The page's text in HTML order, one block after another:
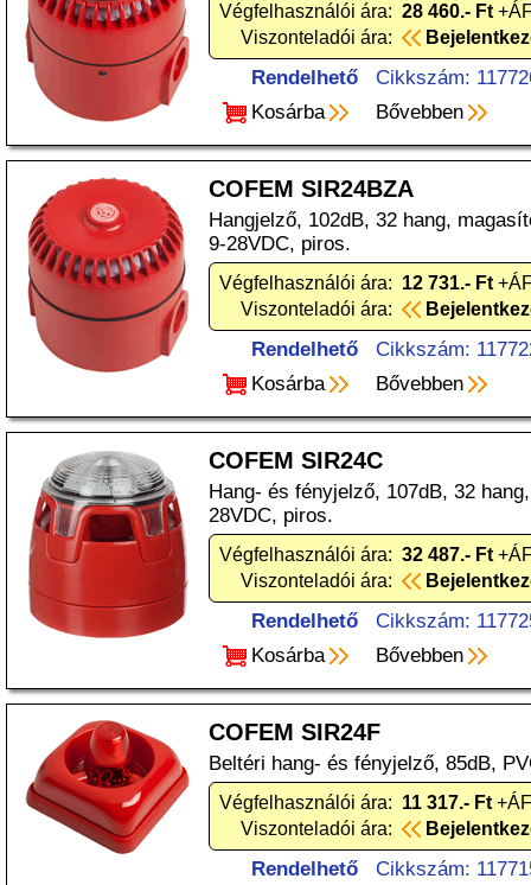
Végfelhasználói ára: 28 460.- Ft
Viszonteladói ára:
Rendelhető
Cikkszám:
Kosárba
Bővebben
COFEM SIR24BZA
Hangjelző, 102dB, 32 hang,
9-28VDC, piros.
Végfelhasználói ára: 12 731.- Ft
Viszonteladói ára:
Rendelhető
Cikkszám:
Kosárba
Bővebben
COFEM SIR24C
Hang- és fényjelző, 107dB, 32
28VDC, piros.
Végfelhasználói ára: 32 487.- Ft
Viszonteladói ára:
Rendelhető
Cikkszám:
Kosárba
Bővebben
COFEM SIR24F
Beltéri hang- és fényjelző, 85dB,
Végfelhasználói ára: 11 317.- Ft
Viszonteladói ára:
Rendelhető
Cikkszám: